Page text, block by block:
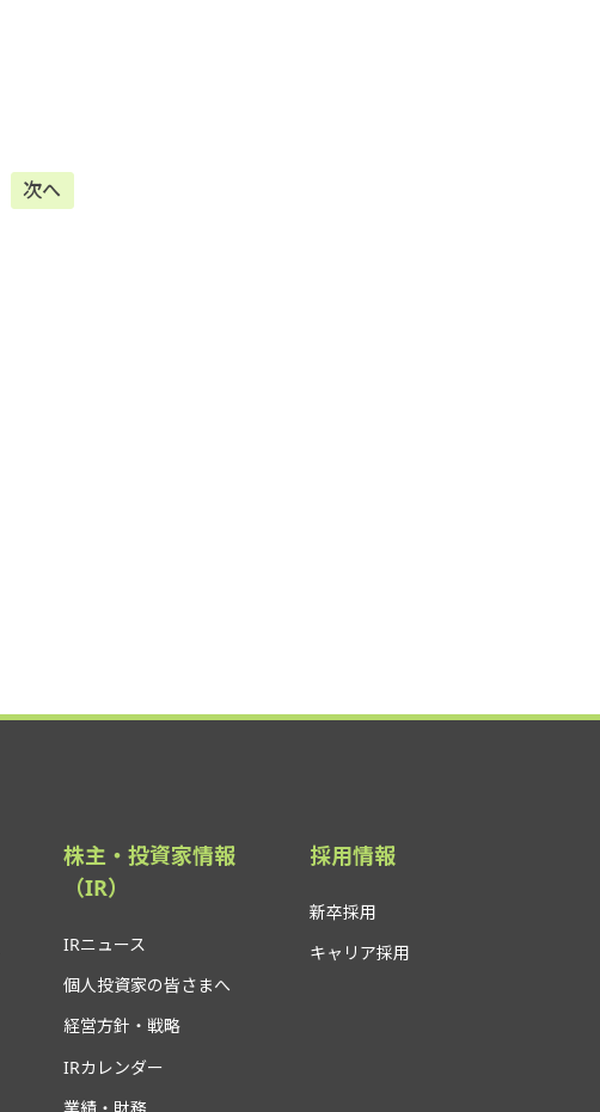
次へ
株主・投資家情報
（IR）
IRニュース
個人投資家の皆さまへ
経営方針・戦略
IRカレンダー
採用情報
新卒採用
キャリア採用